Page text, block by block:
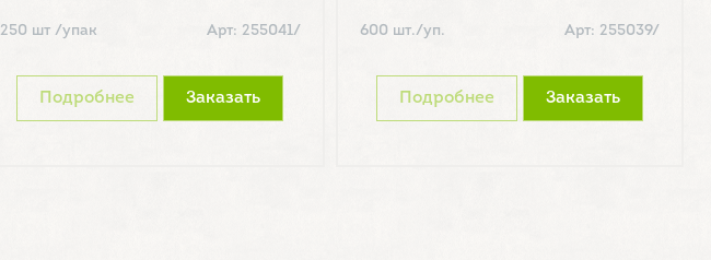
250 шт /упак Арт: 255041/
Подробнее Заказать
600 шт./уп. Арт: 255039/
Подробнее Заказать